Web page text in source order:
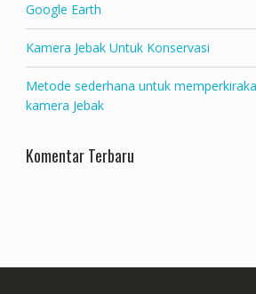
Google Earth
Kamera Jebak Untuk Konservasi
Metode sederhana untuk
kamera Jebak
Komentar Terbaru